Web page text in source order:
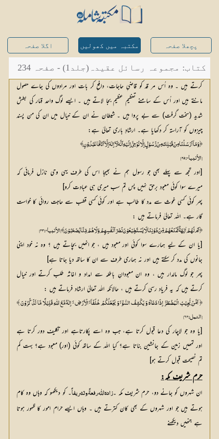
پچھلا صفحہ مکتبہ میں کھولیں اگلا صفحہ
کتاب: مجموعہ رسائل عقیدہ(جلد1) - صفحہ 234
کرتے ہیں ۔ وہ اُس مر قد کو قاضیِ حاجات، دافعِ کر بات اور مرادوں کی جاے حصول
مانتے ہیں اور اُس کے سامنے تعظیم عظیم بجا لاتے ہیں ۔ ایسے لوگ واحد قہار کی بطش
شدید (سخت گرفت) سے بے پروا ہیں ۔ شیطان نے ان کے خیال میں ان کی من پسند
چیزوں کو آراستہ کر دکھایا ہے۔ ارشادِ باری تعالیٰ ہے:
﴿وَ مَآ اَرْسَلْنَا مِنْ قَبْلِکَ مِنْ رَّسُوْلٍ اِلَّا نُوْحِیْٓ اِلَیْہِ اَنَّہٗ لَآاِلٰہَ اِلَّآ اَنَا فَاعْبُدُوْنِ﴾
[الأنبیائ: ۲۵]
[اور تجھ سے پہلے بھی جو رسول ہم نے بھیجا اس کی طرف یہی وحی نازل فرمائی کہ
میرے سوا کوئی معبود برحق نہیں پس تم سب میری ہی عبادت کرو]
پھر کوئی کسی غوث سے مدد کا طالب ہے اور کوئی کسی قطب سے حاجت روائی کا خواست
گار ہے۔ اللہ تعالیٰ فرماتے ہیں :
﴿اَمْ لَھُمْ اٰلِھَۃٌ تَمْنَعُھُمْ مِّنْ دُوْنِنَا لَا یَسْتَطِیْعُوْنَ نَصْرَ اَنْفُسِھِمْ وَ لَا ھُمْ مِّنَّا یُصْحَبُوْنَ﴾ [الأنبیائ: ۴۳]
[یا ان کے لیے ہمارے سوا کوئی اور معبود ہیں ، جو انھیں بچاتے ہیں ؟ وہ نہ خود اپنی
جانوں کی مدد کر سکتے ہیں اور نہ ہماری طرف سے ان کا ساتھ دیا جاتا ہے]
پھر جو لوگ مالدار ہیں ، وہ ان معبودانِ باطلہ سے امداد و اغاثہ طلب کرتے اور خیال
کرتے ہیں کہ یہ فریاد رسی کرتے ہیں ، حالانکہ اللہ تعالیٰ ارشاد فرماتے ہیں :
﴿ اَمَّنْ یُّجِیْبُ الْمُضْطَرَّ اِذَا دَعَاہُ وَ یَکْشِفُ السُّوْٓئَ وَ یَجْعَلُکُمْ خُلَفَآئَ الْاَرْضِ ئَ اِلٰہٌ مَّعَ اللّٰہِ قَلِیْلًا مَّا تَذَکَّرُوْنَ ﴾
[النمل: ۶۲]
[یا وہ جو لاچار کی دعا قبول کرتا ہے، جب وہ اسے پکارتاہے اور تکلیف دور کرتا ہے
اور تمھیں زمین کے جانشین بناتا ہے؟ کیا اللہ کے ساتھ کوئی (اور) معبود ہے؟ بہت کم
تم نصیحت قبول کرتے ہو]
حرم شریف مکہ:
ان شہروں کو جانے دو، حرم شریف مکہ ۔زادہ اللّٰه رفعۃً وتشریفاً
ہے جنھیں دیکھنے